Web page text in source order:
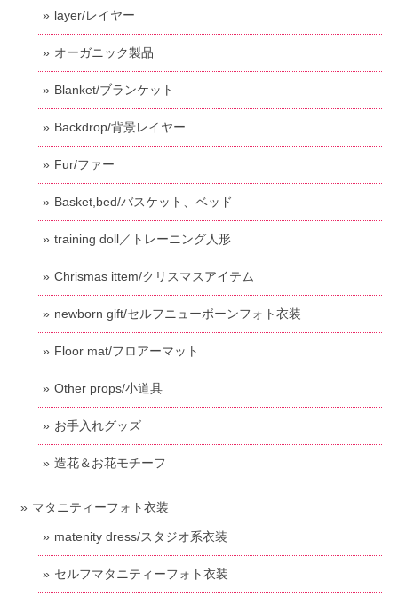
layer/レイヤー
オーガニック製品
Blanket/ブランケット
Backdrop/背景レイヤー
Fur/ファー
Basket,bed/バスケット、ベッド
training doll／トレーニング人形
Chrismas ittem/クリスマスアイテム
newborn gift/セルフニューボーンフォト衣装
Floor mat/フロアーマット
Other props/小道具
お手入れグッズ
造花＆お花モチーフ
マタニティーフォト衣装
matenity dress/スタジオ系衣装
セルフマタニティーフォト衣装